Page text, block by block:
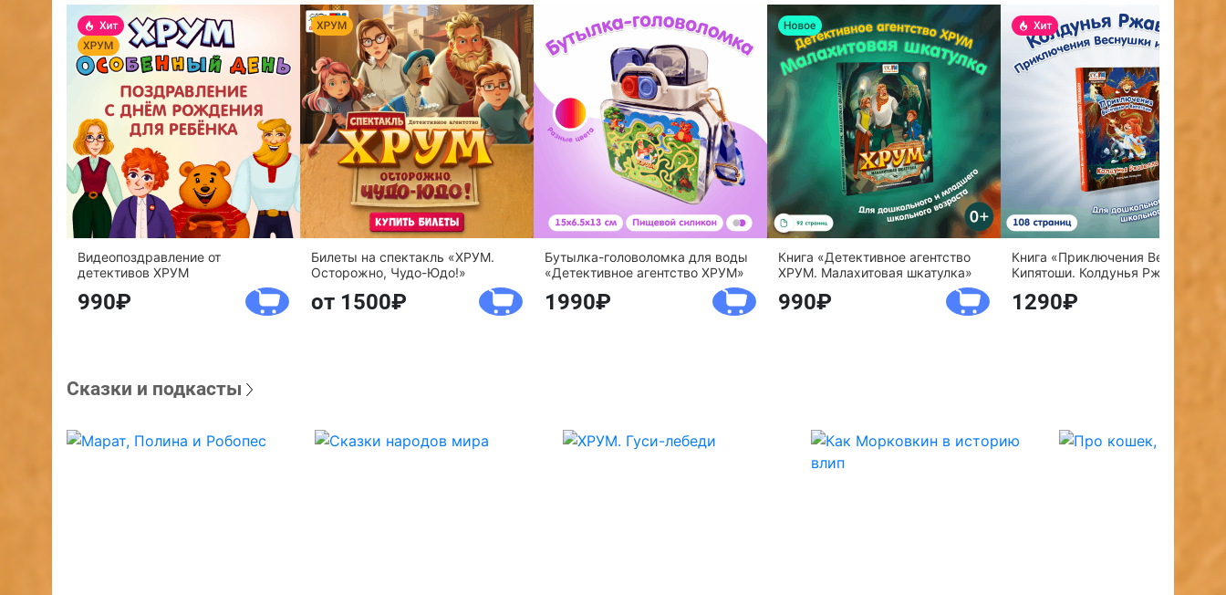
Видеопоздравление от
детективов ХРУМ
990
Билеты на спектакль «ХРУМ.
Осторожно, Чудо-Юдо!»
от 1500
Бутылка-головоломка для воды
«Детективное агентство ХРУМ»
1990
Книга «Детективное агентство
ХРУМ. Малахитовая шкатулка»
990
Книга «Приключения Веснушки и
Кипятоши. Колдунья Ржавелла»
1290
Сказки и подкасты